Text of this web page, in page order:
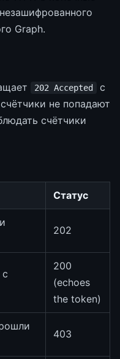
Graph.
202 Accepted
с
не попадают
счётчики
Статус
202
200
(echoes
the token)
403